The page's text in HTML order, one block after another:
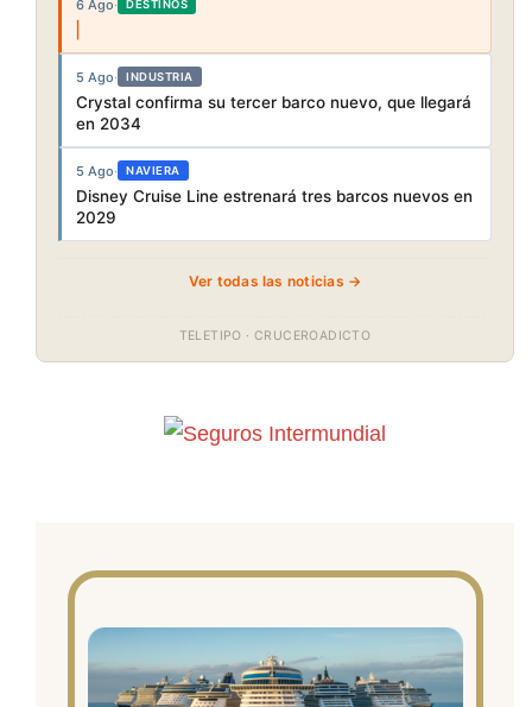
6 Ago· DESTINOS
5 Ago· INDUSTRIA
Crystal confirma su tercer barco nuevo, que llegará
en 2034
5 Ago· NAVIERA
Disney Cruise Line estrenará tres barcos nuevos en
2029
Ver todas las noticias →
TELETIPO · CRUCEROADICTO